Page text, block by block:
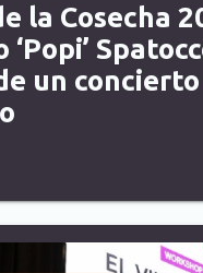
la Cosecha
‘Popi’
un concierto